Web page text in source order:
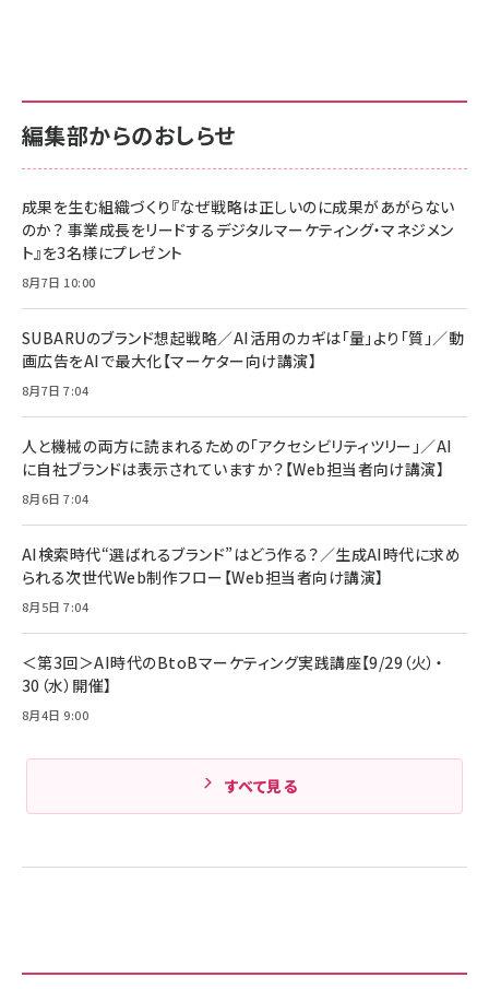
￥880
anan(アンアン)2026/06/24号 No.2500増刊
スペシャルエディション[王道エンタメの矜持／
￥1,100
anan(アンアン)2026/07/08号 No.2502[2026
￥880
ママ投資家が育休中に１億貯めた株式投資
組織の成果を最大化する ルールのデザイン
￥1,980
Amazonランキングをもっと見る
サポート正規品 メーカー保証5年 KLMEA128G
NIMASO ガラスフィルム iPhone 17 用 保護フィ
すい ガイド枠付き いPhone17 (6.3インチ) 対応
2枚セット DSP25F1698
￥1,599
￥6,980
全ワイヤレスイヤホン/アクティブノイズキャンセリ
技術基準適合】ブラック
￥5,990
ケーブル Anker絡まないケーブル 240W 結束バン
ド付き USB PD対応 シリコン素材採用 iPhone
17 / 16 / 15 / Galaxy iPad Pro MacBook
Pro/Air 各種対応 (1.8m ミッドナイトブラック)
￥1,890
サポート正規品 メーカー保証5年 KLMEA128G
Amazon eギフトカード - Amazonロゴ - クラ
￥5,000
Anker PowerLine III Flow USB-C & USB-C
Pro/Air 各種対応 (1.8m ミッドナイトブラック)
￥1,890
サッポロ 生ビール 黒ラベル 350ml 缶 24本 ビー
ル ケース買い【6/30応募〆切! 黒ラベルビヤセラー
￥4,857
編集部からのおしらせ
成果を生む組織づくり『なぜ戦略は正しいのに成果があがらない
のか？ 事業成長をリードするデジタルマーケティング・マネジメン
ト』を3名様にプレゼント
8月7日 10:00
SUBARUのブランド想起戦略／AI活用のカギは「量」より「質」／動
画広告をAIで最大化【マーケター向け講演】
8月7日 7:04
人と機械の両方に読まれるための「アクセシビリティツリー」／AI
に自社ブランドは表示されていますか？【Web担当者向け講演】
8月6日 7:04
AI検索時代“選ばれるブランド”はどう作る？／生成AI時代に求め
られる次世代Web制作フロー【Web担当者向け講演】
8月5日 7:04
＜第3回＞AI時代のBtoBマーケティング実践講座【9/29（火）・
30（水）開催】
8月4日 9:00
すべて見る